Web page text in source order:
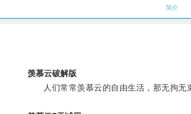
简介
羡慕云破解版
人们常常羡慕云的自由生活，那无拘无